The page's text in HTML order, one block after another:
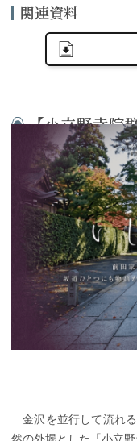
関連資料
【小立野寺院
金沢を並行して流れ
然の外堀とした「小立